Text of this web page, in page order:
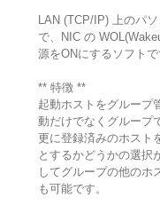
LAN (TCP/IP) 上のパ
で、NIC の
源をONにするソフトで
** 特徴 **
起動ホストをグループ
動だけでなくグループ
更に登録済みのホスト
とするかどうかの選択
してグループの他のホ
も可能です。